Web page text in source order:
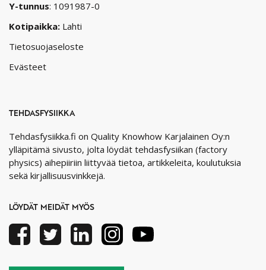
Y-tunnus: 1091987-0
Kotipaikka: Lahti
Tietosuojaseloste
Evästeet
TEHDASFYSIIKKA
Tehdasfysiikka.fi on Quality Knowhow Karjalainen Oy:n
ylläpitämä sivusto, jolta löydät tehdasfysiikan (factory
physics) aihepiiriin liittyvää tietoa, artikkeleita, koulutuksia
sekä kirjallisuusvinkkejä.
LÖYDÄT MEIDÄT MYÖS
FacebookTwitter LinkedinInstagramYoutube